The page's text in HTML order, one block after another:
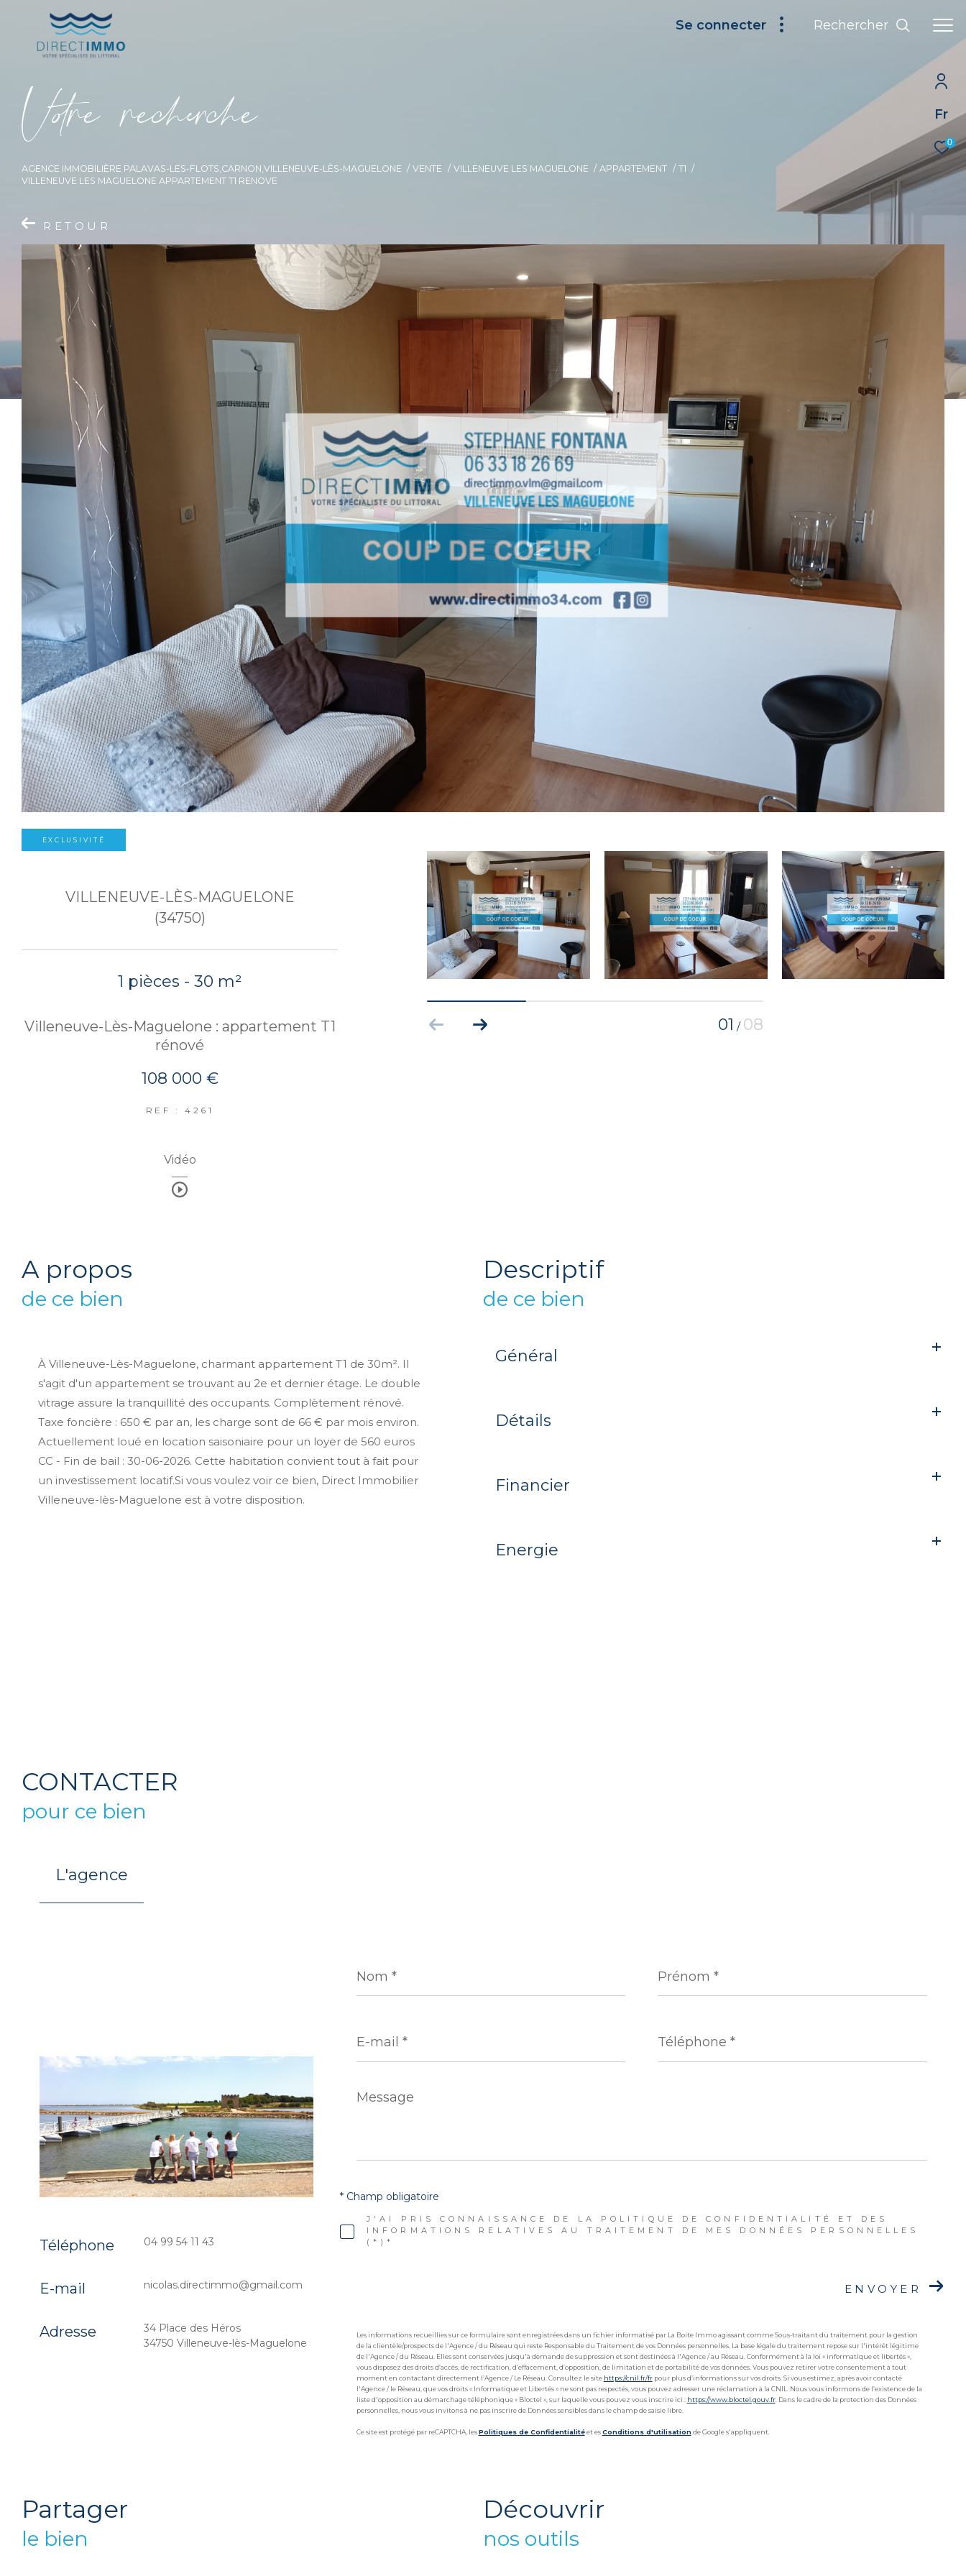
Fr
0
Se connecter Rechercher
Vore recece
AGENCE IMMOBILIÈRE PALAVAS-LES-FLOTS,CARNON,VILLENEUVE-LÈS-MAGUELONE VENTE VILLENEUVE LES MAGUELONE APPARTEMENT
T1
VILLENEUVE LES MAGUELONE APPARTEMENT T1 RENOVE
RETOUR
EXCLUSIVITÉ
01 / 08
VILLENEUVE-LÈS-MAGUELONE
(34750)
1 pièces - 30 m²
Villeneuve-Lès-Maguelone : appartement T1
rénové
108 000 €
REF : 4261
Vidéo
a propos
de ce bien
À Villeneuve-Lès-Maguelone, charmant appartement T1 de 30m². Il
s'agit d'un appartement se trouvant au 2e et dernier étage. Le double
vitrage assure la tranquillité des occupants. Complètement rénové.
Taxe foncière : 650 € par an, les charge sont de 66 € par mois environ.
Actuellement loué en location saisoniaire pour un loyer de 560 euros
CC - Fin de bail : 30-06-2026. Cette habitation convient tout à fait pour
un investissement locatif.Si vous voulez voir ce bien, Direct Immobilier
Villeneuve-lès-Maguelone est à votre disposition.
descriptif
de ce bien
Général
Détails
Financier
Energie
CONTACTER
pour ce bien
L'agence
Téléphone 04 99 54 11 43
E-mail nicolas.directimmo@gmail.com
Adresse
34 Place des Héros
34750 Villeneuve-lès-Maguelone
* *
mail
*
*
Message
*
J'AI PRIS CONNAISSANCE DE LA POLITIQUE DE CONFIDENTIALITÉ ET DES
INFORMATIONS RELATIVES AU TRAITEMENT DE MES DONNÉES PERSONNELLES
(*)*
* Champ obligatoire
ENVOYER
Les informations recueillies sur ce formulaire sont enregistrées dans un fichier informatisé par La Boite Immo agissant comme Sous-traitant du traitement pour la gestion
de la clientèle/prospects de l'Agence / du Réseau qui reste Responsable du Traitement de vos Données personnelles. La base légale du traitement repose sur l'intérêt légitime
de l'Agence / du Réseau. Elles sont conservées jusqu'à demande de suppression et sont destinées à l'Agence / au Réseau. Conformément à la loi « informatique et libertés »,
vous disposez des droits d’accès, de rectification, d’effacement, d’opposition, de limitation et de portabilité de vos données. Vous pouvez retirer votre consentement à tout
moment en contactant directement l’Agence / Le Réseau. Consultez le site https://cnil.fr/frpour plus d’informations sur vos droits. Si vous estimez, après avoir contacté
l'Agence / le Réseau, que vos droits « Informatique et Libertés » ne sont pas respectés, vous pouvez adresser une réclamation à la CNIL. Nous vous informons de l’existence de la
liste d'opposition au démarchage téléphonique « Bloctel », sur laquelle vous pouvez vous inscrire ici : https://www.bloctel.gouv.fr. Dans le cadre de la protection des Données
personnelles, nous vous invitons à ne pas inscrire de Données sensibles dans le champ de saisie libre.
Ce site est protégé par reCAPTCHA, lesPolitiques de Confidentialitéet esConditions d'utilisationde Google s'appliquent.
partager
le bien
découvrir
nos outils